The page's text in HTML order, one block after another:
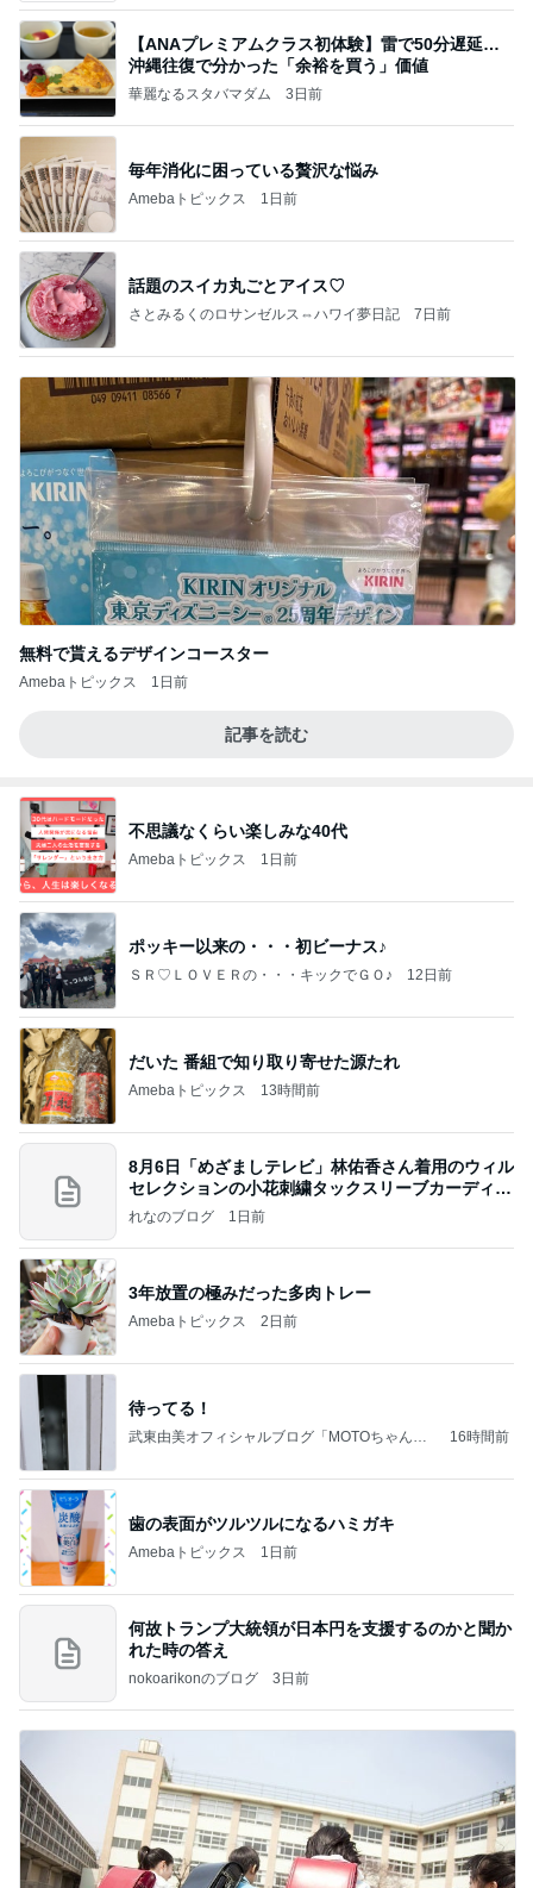
【ANAプレミアムクラス初体験】雷で50分遅延…
沖縄往復で分かった「余裕を買う」価値
華麗なるスタバマダム 3日前
毎年消化に困っている贅沢な悩み
Amebaトピックス 1日前
話題のスイカ丸ごとアイス♡
さとみるくのロサンゼルス⇔ハワイ夢日記 7日前
無料で貰えるデザインコースター
Amebaトピックス 1日前
記事を読む
不思議なくらい楽しみな40代
Amebaトピックス 1日前
ポッキー以来の・・・初ビーナス♪
ＳＲ♡ＬＯＶＥＲの・・・キックでＧＯ♪ 12日前
だいた 番組で知り取り寄せた源たれ
Amebaトピックス 13時間前
8月6日「めざましテレビ」林佑香さん着用のウィル
セレクションの小花刺繍タックスリーブカーディガ
ン
れなのブログ 1日前
3年放置の極みだった多肉トレー
Amebaトピックス 2日前
待ってる！
武東由美オフィシャルブログ「MOTOちゃんと
16時間前
歯の表面がツルツルになるハミガキ
Amebaトピックス 1日前
何故トランプ大統領が日本円を支援するのかと聞か
れた時の答え
nokoarikonのブログ 3日前